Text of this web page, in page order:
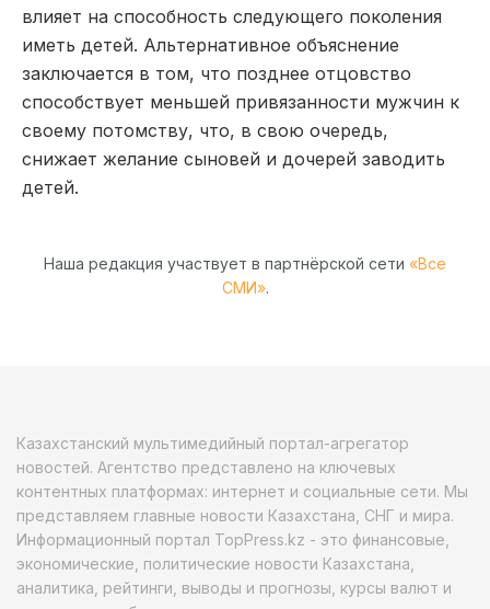
влияет на способность следующего поколения
иметь детей. Альтернативное объяснение
заключается в том, что позднее отцовство
способствует меньшей привязанности мужчин к
своему потомству, что, в свою очередь,
снижает желание сыновей и дочерей заводить
детей.
Наша редакция участвует в партнёрской сети «Все
СМИ».
Казахстанский мультимедийный портал-агрегатор
новостей. Агентство представлено на ключевых
контентных платформах: интернет и социальные сети. Мы
представляем главные новости Казахстана, СНГ и мира.
Информационный портал TopPress.kz - это финансовые,
экономические, политические новости Казахстана,
аналитика, рейтинги, выводы и прогнозы, курсы валют и